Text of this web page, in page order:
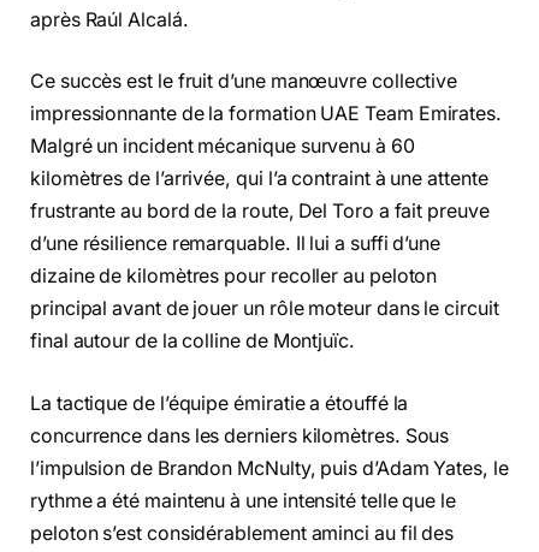
après Raúl Alcalá.
Ce succès est le fruit d’une manœuvre collective
impressionnante de la formation UAE Team Emirates.
Malgré un incident mécanique survenu à 60
kilomètres de l’arrivée, qui l’a contraint à une attente
frustrante au bord de la route, Del Toro a fait preuve
d’une résilience remarquable. Il lui a suffi d’une
dizaine de kilomètres pour recoller au peloton
principal avant de jouer un rôle moteur dans le circuit
final autour de la colline de Montjuïc.
La tactique de l’équipe émiratie a étouffé la
concurrence dans les derniers kilomètres. Sous
l’impulsion de Brandon McNulty, puis d’Adam Yates, le
rythme a été maintenu à une intensité telle que le
peloton s’est considérablement aminci au fil des